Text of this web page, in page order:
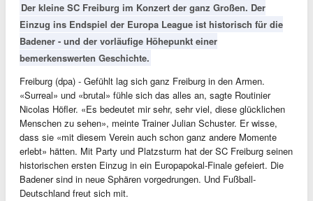
Der kleine SC Freiburg im Konzert der ganz Großen. Der
Einzug ins Endspiel der Europa League ist historisch für die
Badener - und der vorläufige Höhepunkt einer
bemerkenswerten Geschichte.
Freiburg (dpa) - Gefühlt lag sich ganz Freiburg in den Armen.
«Surreal» und «brutal» fühle sich das alles an, sagte Routinier
Nicolas Höfler. «Es bedeutet mir sehr, sehr viel, diese glücklichen
Menschen zu sehen», meinte Trainer Julian Schuster. Er wisse,
dass sie «mit diesem Verein auch schon ganz andere Momente
erlebt» hätten. Mit Party und Platzsturm hat der SC Freiburg seinen
historischen ersten Einzug in ein Europapokal-Finale gefeiert. Die
Badener sind in neue Sphären vorgedrungen. Und Fußball-
Deutschland freut sich mit.